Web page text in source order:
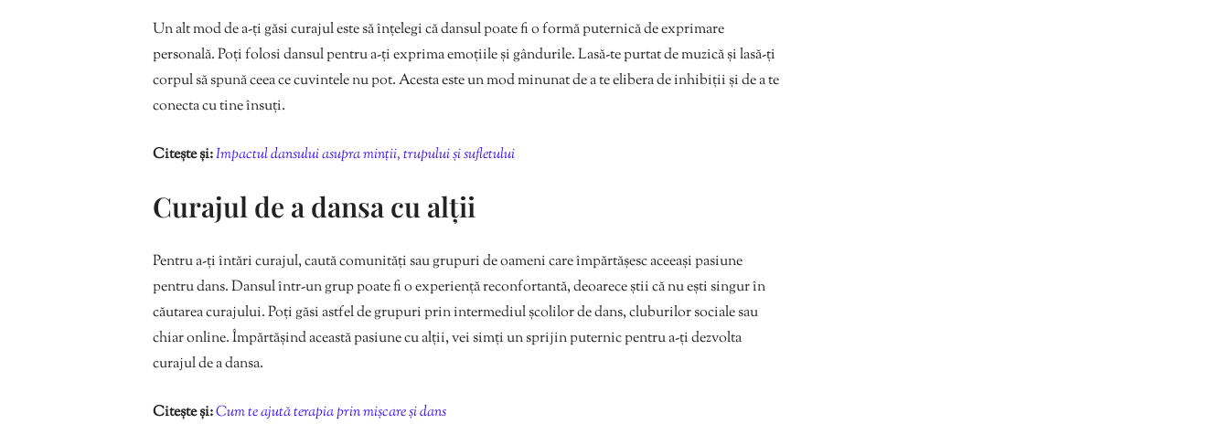
Un alt mod de a-ți găsi curajul este să înțelegi că dansul poate fi o formă puternică de exprimare
personală. Poți folosi dansul pentru a-ți exprima emoțiile și gândurile. Lasă-te purtat de muzică și lasă-ți
corpul să spună ceea ce cuvintele nu pot. Acesta este un mod minunat de a te elibera de inhibiții și de a te
conecta cu tine însuți.
Citește și:Impactul dansului asupra minții, trupului și sufletului
Curajul de a dansa cu alții
Pentru a-ți întări curajul, caută comunități sau grupuri de oameni care împărtășesc aceeași pasiune
pentru dans. Dansul într-un grup poate fi o experiență reconfortantă, deoarece știi că nu ești singur în
căutarea curajului. Poți găsi astfel de grupuri prin intermediul școlilor de dans, cluburilor sociale sau
chiar online. Împărtășind această pasiune cu alții, vei simți un sprijin puternic pentru a-ți dezvolta
curajul de a dansa.
Citește și:Cum te ajută terapia prin mișcare și dans